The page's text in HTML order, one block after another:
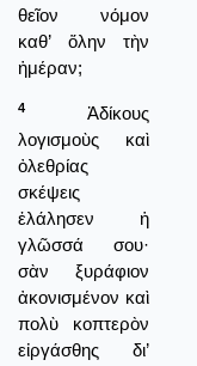
θεῖον νόμον
καθ’ ὅλην τὴν
ἡμέραν;
4
Ἀδίκους
λογισμοὺς καὶ
ὀλεθρίας
σκέψεις
ἐλάλησεν ἡ
γλῶσσά σου·
σὰν ξυράφιον
ἀκονισμένον καὶ
πολὺ κοπτερὸν
εἰργάσθης δι’